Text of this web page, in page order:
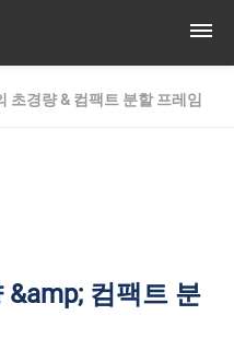
초경량 & 컴팩트 분할 프레임
컴팩트 분